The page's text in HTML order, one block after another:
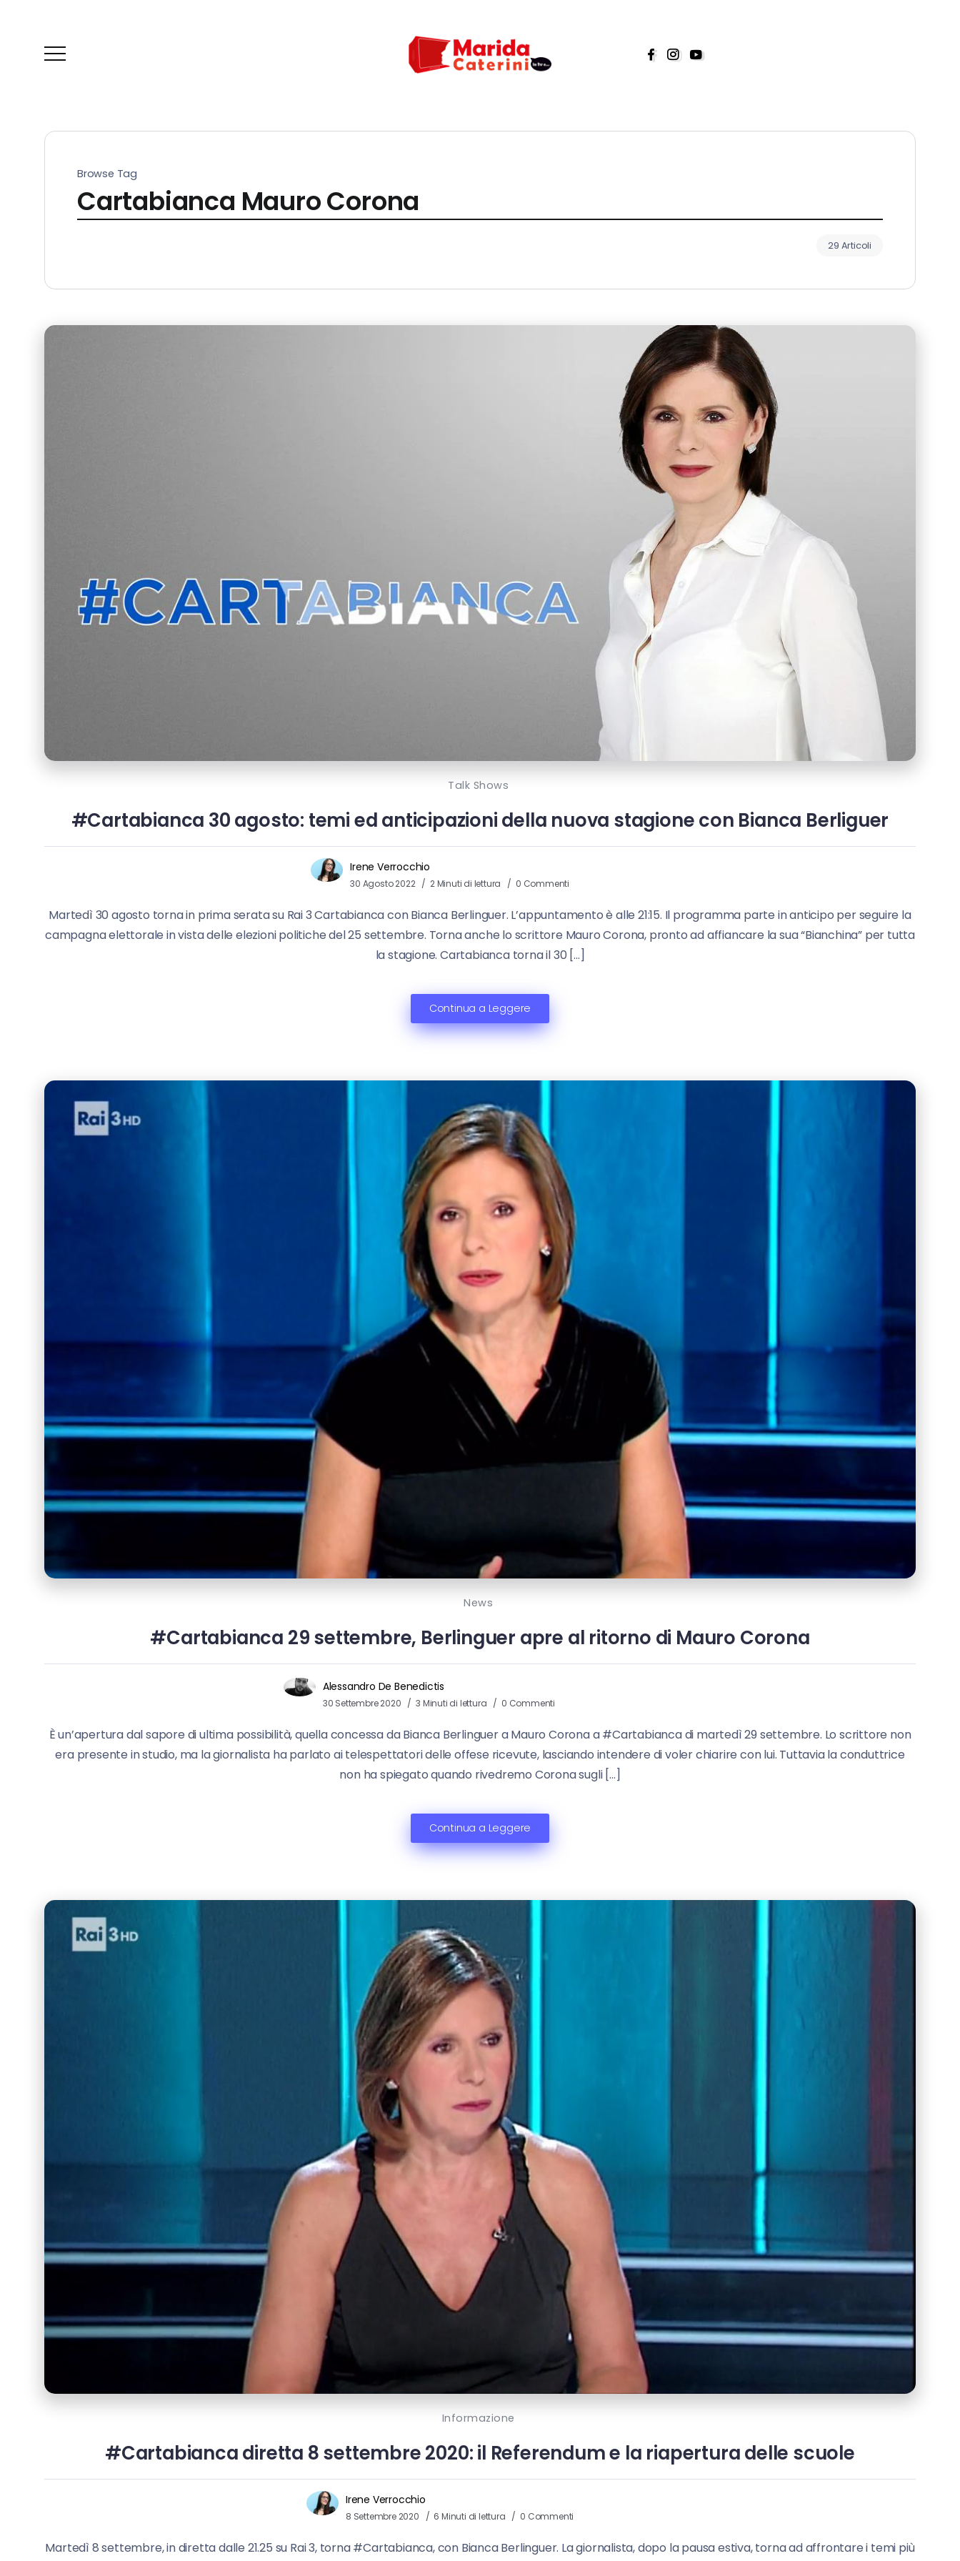
Browse Tag
Cartabianca Mauro Corona
29 Articoli
Talk Shows
#Cartabianca 30 agosto: temi ed anticipazioni della nuova stagione con Bianca Berliguer
Irene Verrocchio
30 Agosto 2022 2 Minuti di lettura 0 Commenti
Martedì 30 agosto torna in prima serata su Rai 3 Cartabianca con Bianca Berlinguer. L’appuntamento è alle 21:15. Il programma parte in anticipo per seguire la
campagna elettorale in vista delle elezioni politiche del 25 settembre. Torna anche lo scrittore Mauro Corona, pronto ad affiancare la sua “Bianchina” per tutta
la stagione. Cartabianca torna il 30 […]
Continua a Leggere
News
#Cartabianca 29 settembre, Berlinguer apre al ritorno di Mauro Corona
Alessandro De Benedictis
30 Settembre 2020 3 Minuti di lettura 0 Commenti
È un’apertura dal sapore di ultima possibilità, quella concessa da Bianca Berlinguer a Mauro Corona a #Cartabianca di martedì 29 settembre. Lo scrittore non
era presente in studio, ma la giornalista ha parlato ai telespettatori delle offese ricevute, lasciando intendere di voler chiarire con lui. Tuttavia la conduttrice
non ha spiegato quando rivedremo Corona sugli […]
Continua a Leggere
Informazione
#Cartabianca diretta 8 settembre 2020: il Referendum e la riapertura delle scuole
Irene Verrocchio
8 Settembre 2020 6 Minuti di lettura 0 Commenti
Martedì 8 settembre, in diretta dalle 21.25 su Rai 3, torna #Cartabianca, con Bianca Berlinguer. La giornalista, dopo la pausa estiva, torna ad affrontare i temi più